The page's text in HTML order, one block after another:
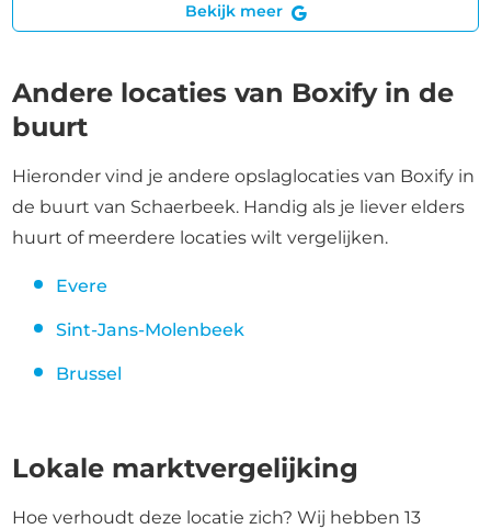
Bekijk meer
Andere locaties van Boxify in de
buurt
Hieronder vind je andere opslaglocaties van Boxify in
de buurt van Schaerbeek. Handig als je liever elders
huurt of meerdere locaties wilt vergelijken.
Evere
Sint-Jans-Molenbeek
Brussel
Lokale marktvergelijking
Hoe verhoudt deze locatie zich? Wij hebben 13